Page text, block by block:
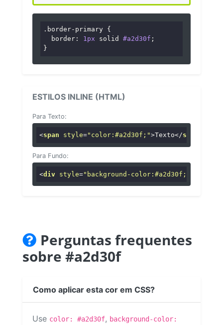
.border-primary {
border : 1px solid #a2d30f ;
}
ESTILOS INLINE (HTML)
Para Texto:
<span style="color:#a2d30f;">Texto</span
Para Fundo:
<div style="background-color:#a2d30f;"
Perguntas frequentes
sobre #a2d30f
Como aplicar esta cor em CSS?
Use color: #a2d30f, background-color: